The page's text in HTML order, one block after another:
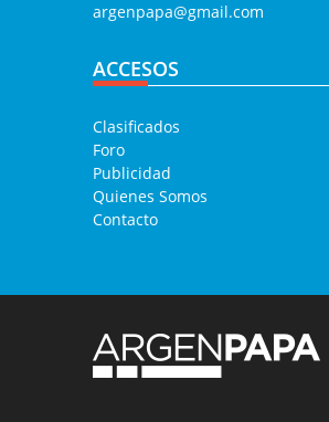
argenpapa@gmail.com
ACCESOS
Clasificados
Foro
Publicidad
Quienes Somos
Contacto